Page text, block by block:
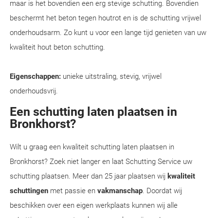
maar is het bovendien een erg stevige schutting. Bovendien
beschermt het beton tegen houtrot en is de schutting vrijwel
onderhoudsarm. Zo kunt u voor een lange tijd genieten van uw
kwaliteit hout beton schutting.
Eigenschappen: unieke uitstraling, stevig, vrijwel
onderhoudsvrij.
Een schutting laten plaatsen in
Bronkhorst?
Wilt u graag een kwaliteit schutting laten plaatsen in
Bronkhorst? Zoek niet langer en laat Schutting Service uw
schutting plaatsen. Meer dan 25 jaar plaatsen wij kwaliteit
schuttingen met passie en vakmanschap. Doordat wij
beschikken over een eigen werkplaats kunnen wij alle